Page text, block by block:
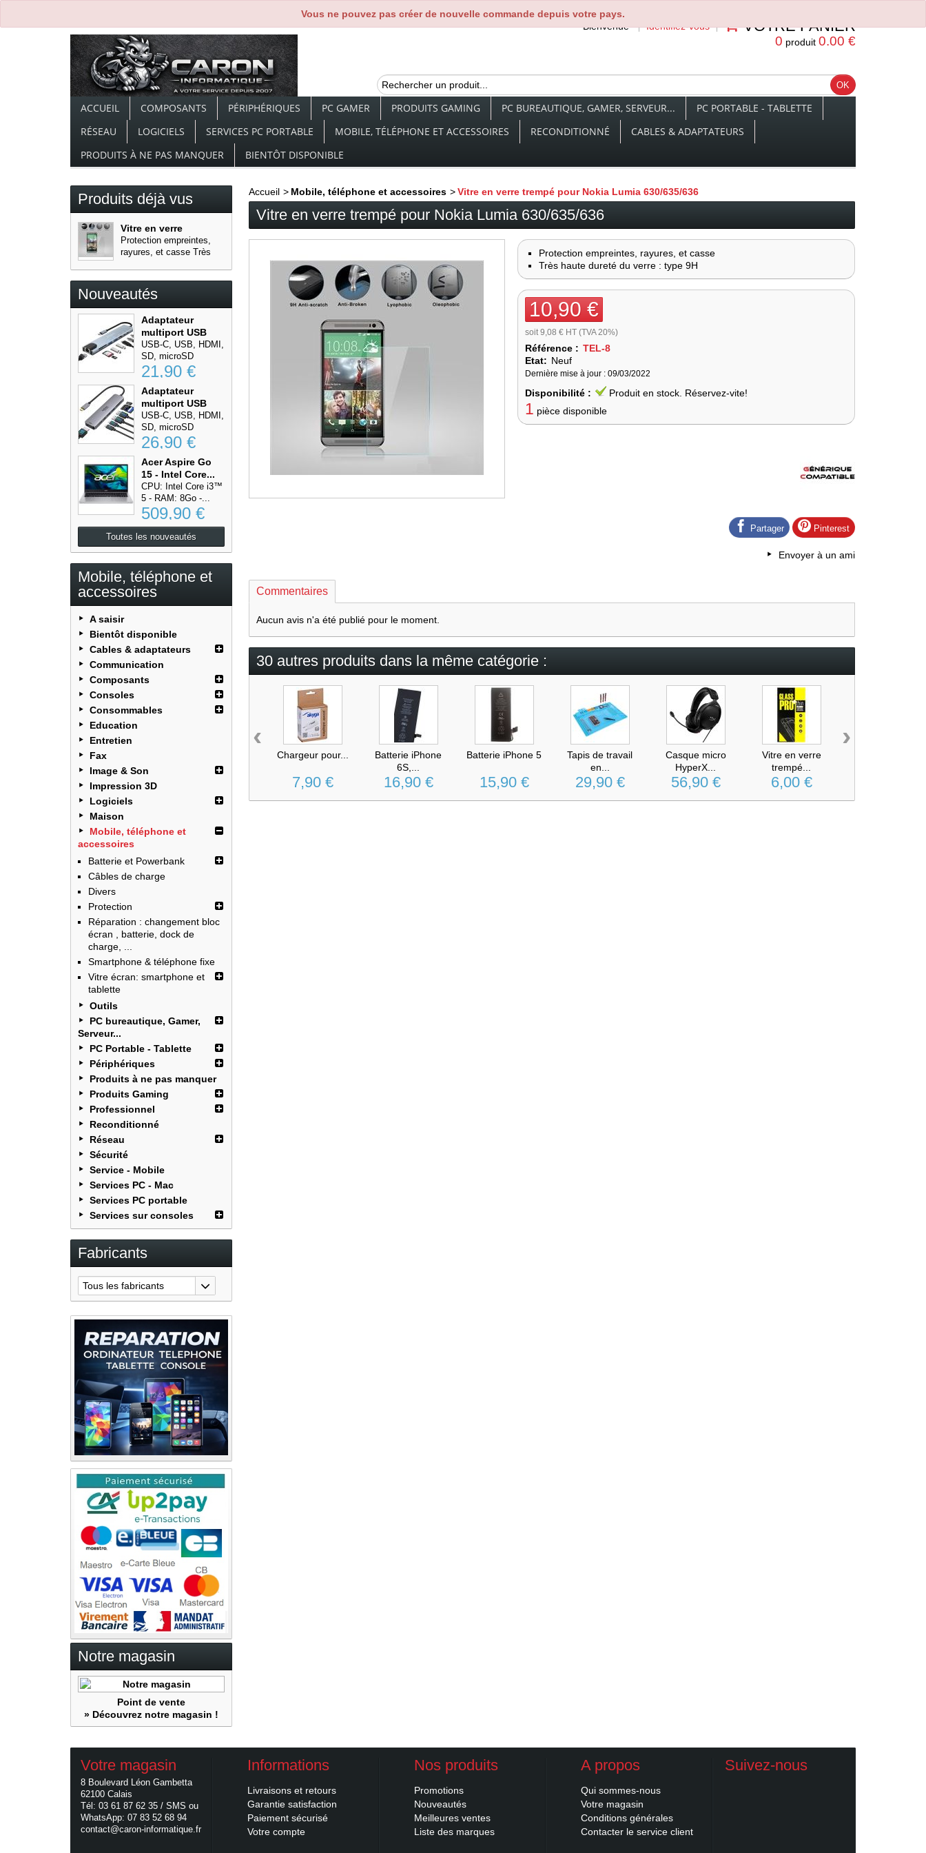
Vous ne pouvez pas créer de nouvelle commande depuis votre pays.
Bienvenue
Identifiez-vous VOTRE PANIER
0 produit 0.00 €
ACCUEIL COMPOSANTS PÉRIPHÉRIQUES PC GAMER PRODUITS GAMING PC BUREAUTIQUE, GAMER, SERVEUR...
PC PORTABLE - TABLETTE
RÉSEAU
LOGICIELS SERVICES PC PORTABLE MOBILE, TÉLÉPHONE ET ACCESSOIRES RECONDITIONNÉ
CABLES & ADAPTATEURS
PRODUITS À NE PAS MANQUER
BIENTÔT DISPONIBLE
Produits déjà vus
Vitre en verre
trempé...
Protection empreintes,
rayures, et casse Très
Nouveautés
Adaptateur
multiport USB
Type-C...
USB-C, USB, HDMI,
SD, microSD
21,90 €
Adaptateur
multiport USB
Type-C...
USB-C, USB, HDMI,
SD, microSD
26,90 €
Acer Aspire Go
15 - Intel Core...
CPU: Intel Core i3™
5 - RAM: 8Go -...
509,90 €
Toutes les nouveautés
Mobile, téléphone et
accessoires
A saisir
Bientôt disponible
Cables & adaptateurs
Communication
Composants
Consoles
Consommables
Education
Entretien
Fax
Image & Son
Impression 3D
Logiciels
Maison
Mobile, téléphone et
accessoires
Batterie et Powerbank
Câbles de charge
Divers
Protection
Réparation : changement bloc
écran , batterie, dock de
charge, ...
Smartphone & téléphone fixe
Vitre écran: smartphone et
tablette
Outils
PC bureautique, Gamer,
Serveur...
PC Portable - Tablette
Périphériques
Produits à ne pas manquer
Produits Gaming
Professionnel
Reconditionné
Réseau
Sécurité
Service - Mobile
Services PC - Mac
Services PC portable
Services sur consoles
Fabricants
Tous les fabricants
Notre magasin
Point de vente
» Découvrez notre magasin !
Accueil > Mobile, téléphone et accessoires > Vitre en verre trempé pour Nokia Lumia 630/635/636
Vitre en verre trempé pour Nokia Lumia 630/635/636
Protection empreintes, rayures, et casse
Très haute dureté du verre : type 9H
10,90 €
soit 9,08 € HT (TVA 20%)
Référence : TEL-8
Etat: Neuf
Dernière mise à jour : 09/03/2022
Disponibilité : Produit en stock. Réservez-vite!
1 pièce disponible
Partager Pinterest
Envoyer à un ami
Commentaires
Aucun avis n'a été publié pour le moment.
30 autres produits dans la même catégorie :
Chargeur pour...
7,90 €
Batterie iPhone
6S,...
16,90 €
Batterie iPhone 5
15,90 €
Tapis de travail
en...
29,90 €
Casque micro
HyperX...
56,90 €
Vitre en verre
trempé...
6,00 €
‹ ›
Votre magasin
8 Boulevard Léon Gambetta
62100 Calais
Tél: 03 61 87 62 35 / SMS ou
WhatsApp: 07 83 52 68 94
contact@caron-informatique.fr
Informations
Livraisons et retours
Garantie satisfaction
Paiement sécurisé
Votre compte
Nos produits
Promotions
Nouveautés
Meilleures ventes
Liste des marques
A propos
Qui sommes-nous
Votre magasin
Conditions générales
Contacter le service client
Suivez-nous